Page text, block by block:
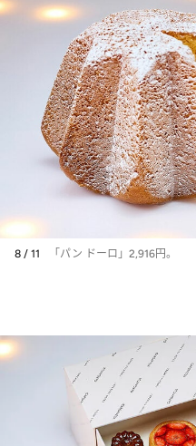
8 / 11 「パン ドーロ」2,916円。